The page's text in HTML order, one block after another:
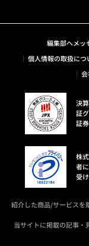
編集部へメッ
個人情報の取扱につ
決
証
証
株
者
受
紹介した商品/サービスを
当サイトに掲載の記事